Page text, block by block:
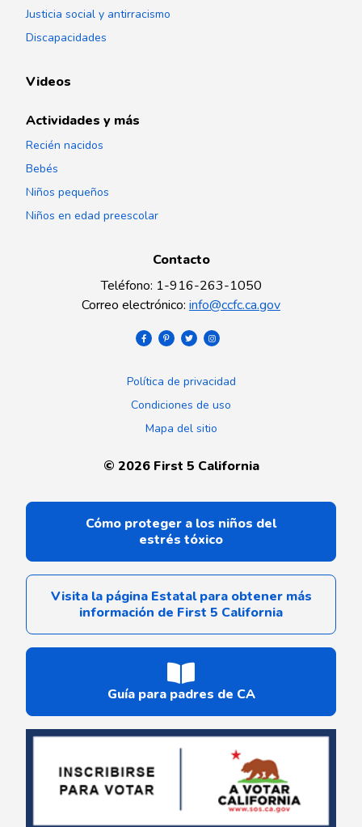
Justicia social y antirracismo
Discapacidades
Videos
Actividades y más
Recién nacidos
Bebés
Niños pequeños
Niños en edad preescolar
Contacto
Teléfono: 1-916-263-1050
Correo electrónico: info@ccfc.ca.gov
Política de privacidad
Condiciones de uso
Mapa del sitio
© 2026First 5 California
Cómo proteger a los niños del
estrés tóxico
Visita la página Estatal para obtener más
información de First 5 California
Guía para padres de CA